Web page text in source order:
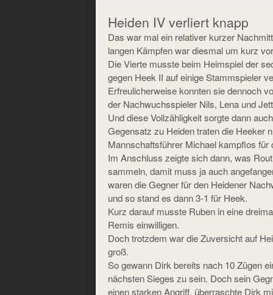
Heiden IV verliert knapp
Das war mal ein relativer kurzer
langen Kämpfen war diesmal um kurz
Die Vierte musste beim Heimspiel der
gegen Heek II auf einige Stammspieler
Erfreulicherweise konnten sie dennoch
der Nachwuchsspieler Nils, Lena und
Und diese Vollzähligkeit sorgte dann
Gegensatz zu Heiden traten die Heeker
Mannschaftsführer Michael kampflos für
Im Anschluss zeigte sich dann, was
sammeln, damit muss ja auch
waren die Gegner für den Heidener
und so stand es dann 3-1 für Heek.
Kurz darauf musste Ruben in eine
Remis einwilligen.
Doch trotzdem war die Zuversicht auf
groß.
So gewann Dirk bereits nach 10 Zügen
nächsten Sieges zu sein. Doch sein
einen starken Angriff, überraschte Dirk